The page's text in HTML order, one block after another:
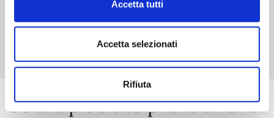
Accetta tutti
Accetta selezionati
Rifiuta
Mostra tutto
Se ti è piaciuto prova anche: